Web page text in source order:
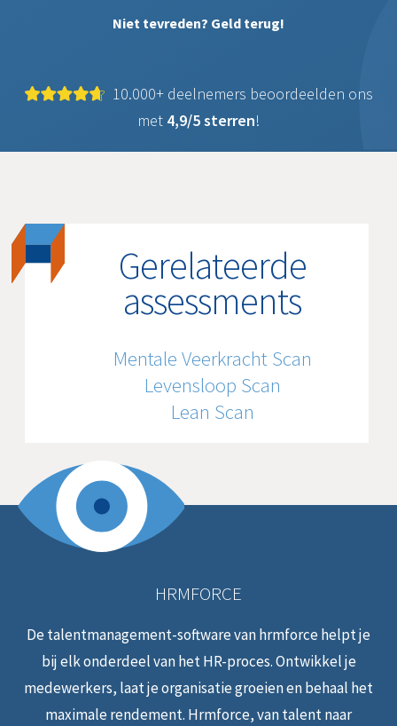
Niet tevreden? Geld terug!
10.000+ deelnemers beoordeelden ons
met 4,9/5 sterren!
Gerelateerde
assessments
Mentale Veerkracht Scan
Levensloop Scan
Lean Scan
HRMFORCE
De talentmanagement-software van hrmforce helpt je
bij elk onderdeel van het HR-proces. Ontwikkel je
medewerkers, laat je organisatie groeien en behaal het
maximale rendement. Hrmforce, van talent naar